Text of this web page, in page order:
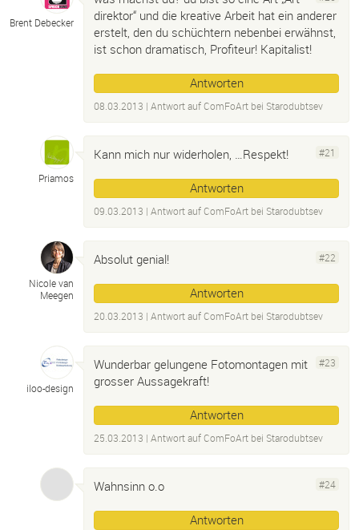
Brent Debecker
direktor“ und die kreative Arbeit hat ein anderer
erstelt, den du schüchtern nebenbei erwähnst,
ist schon dramatisch, Profiteur! Kapitalist!
Antworten
08.03.2013 | Antwort aufComFoArt bei Starodubtsev
Priamos
#21
Kann mich nur widerholen, …Respekt!
Antworten
09.03.2013 | Antwort aufComFoArt bei Starodubtsev
Nicole van
Meegen
#22
Absolut genial!
Antworten
20.03.2013 | Antwort aufComFoArt bei Starodubtsev
iloo-design
#23
Wunderbar gelungene Fotomontagen mit
grosser Aussagekraft!
Antworten
25.03.2013 | Antwort aufComFoArt bei Starodubtsev
#24
Wahnsinn o.o
Antworten